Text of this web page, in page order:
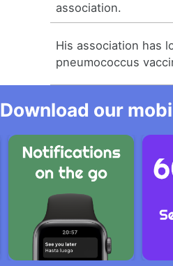
association.
His association has
pneumococcus
Download our